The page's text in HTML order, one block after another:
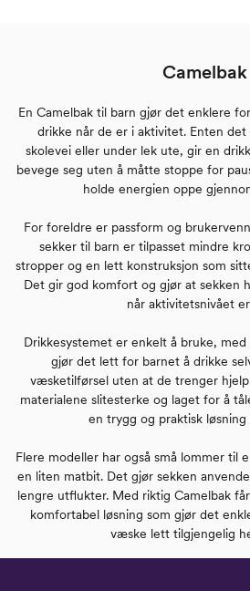
Camelbak
En Camelbak til barn gjør det enklere
drikke når de er i aktivitet. Enten
skolevei eller under lek ute, gir en
bevege seg uten å måtte stoppe for
holde energien oppe
For foreldre er passform og
sekker til barn er tilpasset mindre
stropper og en lett konstruksjon som
Det gir god komfort og gjør at sekken
når aktivitetsnivået
Drikkesystemet er enkelt å bruke,
gjør det lett for barnet å drikke
væsketilførsel uten at de trenger
materialene slitesterke og laget for å
en trygg og praktisk løsning
Flere modeller har også små lommer til
en liten matbit. Det gjør sekken
lengre utflukter. Med riktig Camelbak
komfortabel løsning som gjør det
væske lett tilgjengelig